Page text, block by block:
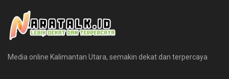
Media online Kalimantan Utara, semakin dekat dan terpercaya